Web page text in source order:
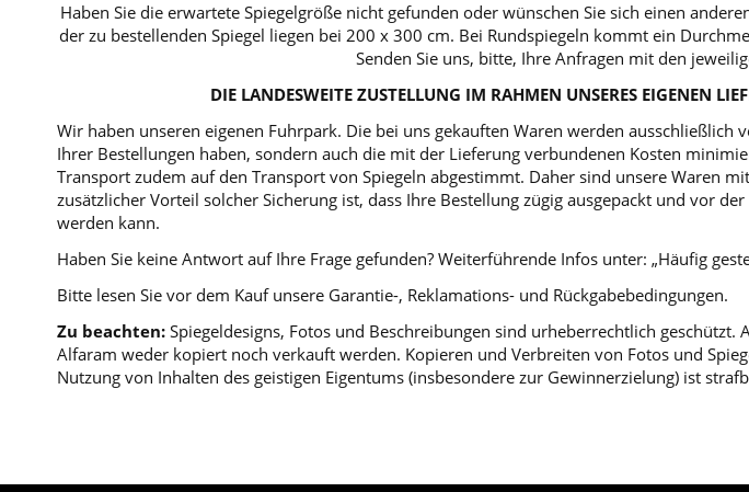
Haben Sie die erwartete Spiegelgröße nicht gefunden oder wünschen Sie sich einen
der zu bestellenden Spiegel liegen bei 200 x 300 cm. Bei Rundspiegeln kommt ein
Senden Sie uns, bitte, Ihre Anfragen mit den
DIE LANDESWEITE ZUSTELLUNG IM RAHMEN UNSERES EIGENEN
Wir haben unseren eigenen Fuhrpark. Die bei uns gekauften Waren werden
Ihrer Bestellungen haben, sondern auch die mit der Lieferung verbundenen Kosten
Transport zudem auf den Transport von Spiegeln abgestimmt. Daher sind unsere Waren
zusätzlicher Vorteil solcher Sicherung ist, dass Ihre Bestellung zügig ausgepackt und vor
werden kann.
Haben Sie keine Antwort auf Ihre Frage gefunden? Weiterführende Infos unter: „Häufig
Bitte lesen Sie vor dem Kauf unsere Garantie-, Reklamations- und Rückgabebedingungen.
Zu beachten: Spiegeldesigns, Fotos und Beschreibungen sind urheberrechtlich
Alfaram weder kopiert noch verkauft werden. Kopieren und Verbreiten von Fotos und
Nutzung von Inhalten des geistigen Eigentums (insbesondere zur Gewinnerzielung) ist